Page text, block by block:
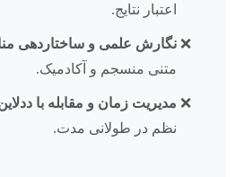
اعتبار نتایج.
نگارش علمی و ساختاردهی
متنی منسجم و آکادمیک.
مدیریت زمان و مقابله با
نظم در طولانی مدت.